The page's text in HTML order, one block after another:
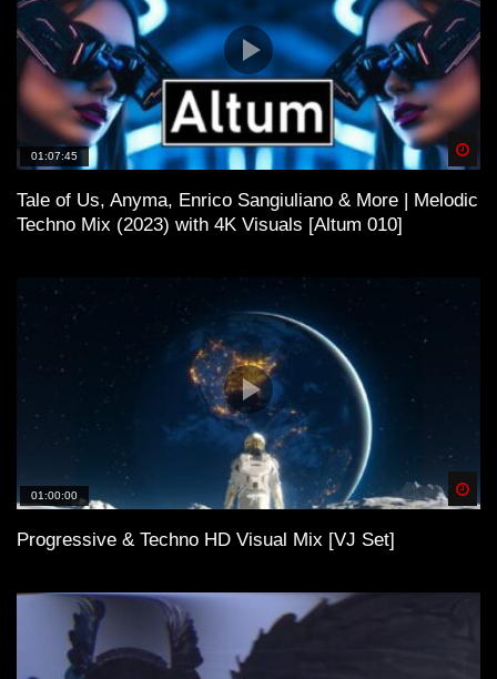
01:07:45
Tale of Us, Anyma, Enrico Sangiuliano & More | Melodic
Techno Mix (2023) with 4K Visuals [Altum 010]
01:00:00
Progressive & Techno HD Visual Mix [VJ Set]